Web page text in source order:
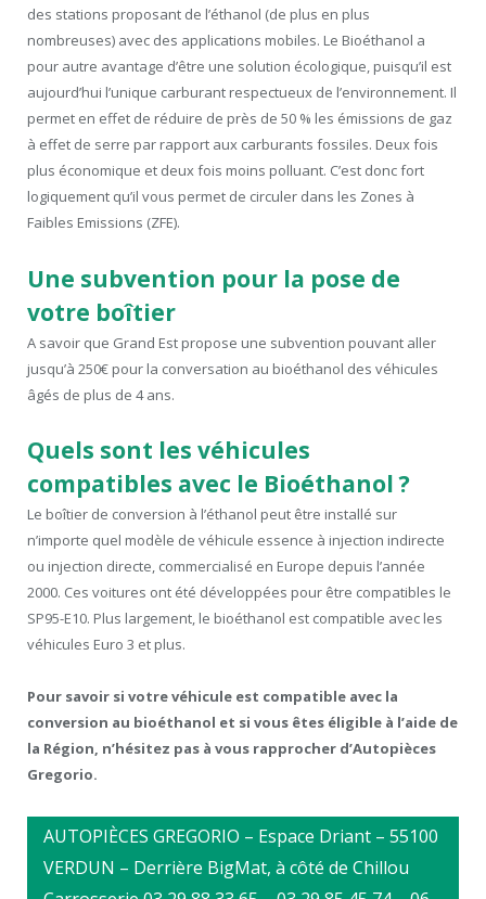
des stations proposant de l’éthanol (de plus en plus
nombreuses) avec des applications mobiles. Le Bioéthanol a
pour autre avantage d’être une solution écologique, puisqu’il est
aujourd’hui l’unique carburant respectueux de l’environnement. Il
permet en effet de réduire de près de 50 % les émissions de gaz
à effet de serre par rapport aux carburants fossiles. Deux fois
plus économique et deux fois moins polluant. C’est donc fort
logiquement qu’il vous permet de circuler dans les Zones à
Faibles Emissions (ZFE).
Une subvention pour la pose de
votre boîtier
A savoir que Grand Est propose une subvention pouvant aller
jusqu’à 250€ pour la conversation au bioéthanol des véhicules
âgés de plus de 4 ans.
Quels sont les véhicules
compatibles avec le Bioéthanol ?
Le boîtier de conversion à l’éthanol peut être installé sur
n’importe quel modèle de véhicule essence à injection indirecte
ou injection directe, commercialisé en Europe depuis l’année
2000. Ces voitures ont été développées pour être compatibles le
SP95-E10. Plus largement, le bioéthanol est compatible avec les
véhicules Euro 3 et plus.
Pour savoir si votre véhicule est compatible avec la
conversion au bioéthanol et si vous êtes éligible à l’aide de
la Région, n’hésitez pas à vous rapprocher d’Autopièces
Gregorio.
AUTOPIÈCES GREGORIO – Espace Driant – 55100
VERDUN – Derrière BigMat, à côté de Chillou